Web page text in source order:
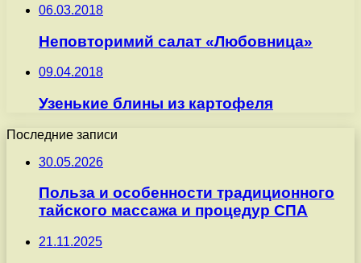
06.03.2018
Неповторимий салат «Любовница»
09.04.2018
Узенькие блины из картофеля
Последние записи
30.05.2026
Польза и особенности традиционного
тайского массажа и процедур СПА
21.11.2025